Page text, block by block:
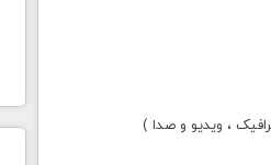
، ویدیو و صدا )